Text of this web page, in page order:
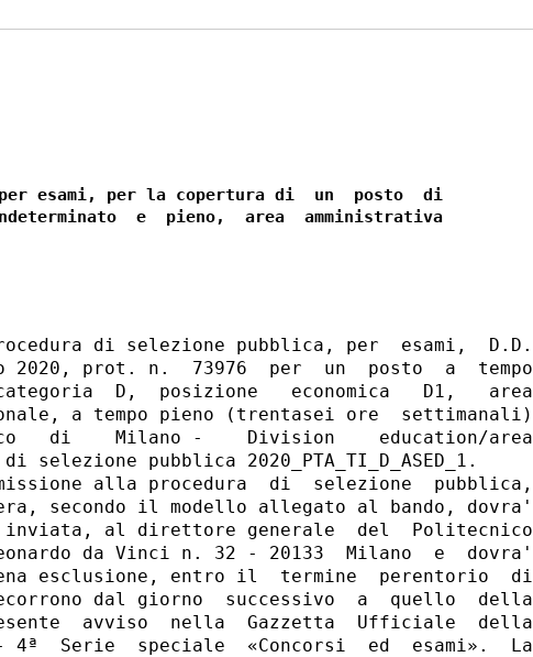
esami, per la copertura di  un  posto  di
e  pieno,  area  amministrativa
di selezione pubblica, per  esami,  D.D.
2020, prot. n.  73976  per  un  posto  a  tempo
D,  posizione   economica   D1,   area
a tempo pieno (trentasei ore  settimanali)
di    Milano -    Division    education/area
pubblica 2020_PTA_TI_D_ASED_1.
alla procedura  di  selezione  pubblica,
secondo il modello allegato al bando, dovra'
inviata, al direttore generale  del  Politecnico
da Vinci n. 32 - 20133  Milano  e  dovra'
esclusione, entro il  termine  perentorio  di
dal giorno  successivo  a  quello  della
avviso  nella  Gazzetta  Ufficiale  della
4ª  Serie  speciale  «Concorsi  ed  esami».  La